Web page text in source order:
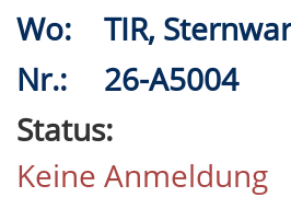
Wo:
TIR,
Nr.:
26-A5004
Status:
Keine Anmeldung